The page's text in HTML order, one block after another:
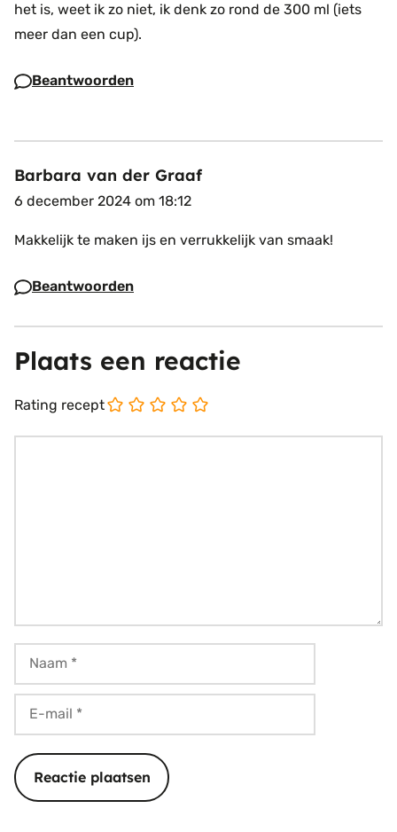
het is, weet ik zo niet, ik denk zo rond de 300 ml (iets
meer dan een cup).
Beantwoorden
Barbara van der Graaf
6 december 2024 om 18:12
Makkelijk te maken ijs en verrukkelijk van smaak!
Beantwoorden
Plaats een reactie
Rating recept
Naam
mail